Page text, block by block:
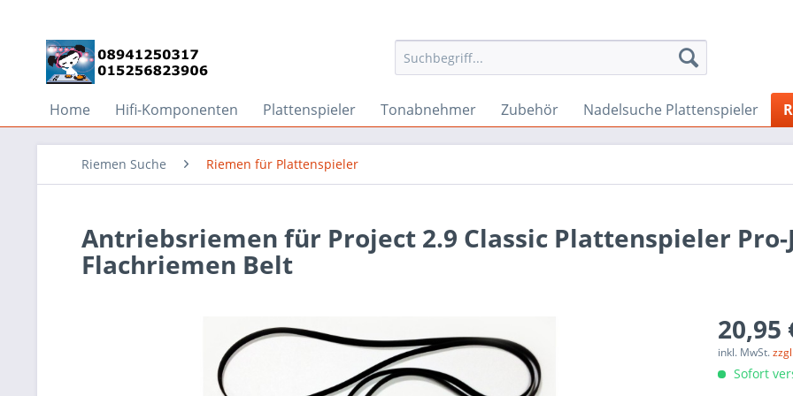
Home Hifi-Komponenten Plattenspieler Tonabnehmer Zubehör Nadelsuche Plattenspieler
Riemen Suche Riemen für Plattenspieler
Antriebsriemen für Project 2.9 Classic Plattenspieler Pro-
Flachriemen Belt
20,95
inkl. MwSt.
Sofort